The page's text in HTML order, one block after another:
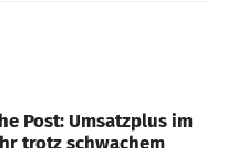
Post: Umsatzplus im
trotz schwachem